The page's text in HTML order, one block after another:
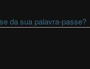
da sua palavra-passe?